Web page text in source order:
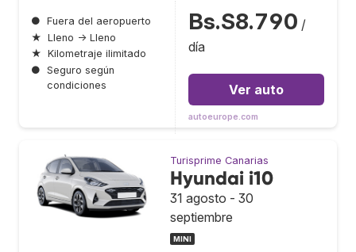
● Fuera del aeropuerto
★ Lleno → Lleno
★ Kilometraje ilimitado
● Seguro según
condiciones
Bs.S8.790 /
día
Ver auto
autoeurope.com
Turisprime Canarias
Hyundai i10
31 agosto - 30
septiembre
MINI